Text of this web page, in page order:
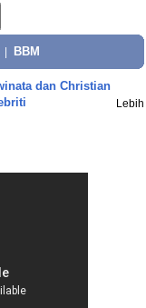
BBM
dan Christian
Lebih